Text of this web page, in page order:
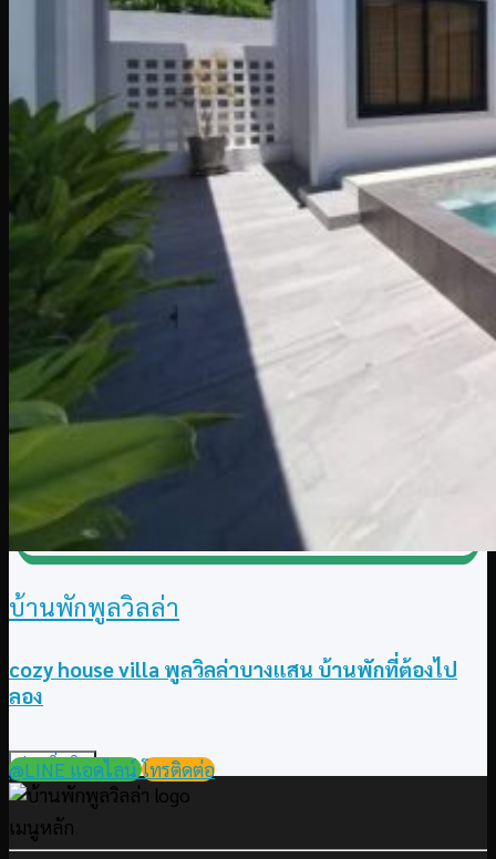
บ้านพักพูลวิลล่า
cozy house villa พูลวิลล่าบางแสน บ้านพักที่ต้องไป
ลอง
อ่านเพิ่มเติม
@LINE แอดไลน์ โทรติดต่อ
เมนูหลัก